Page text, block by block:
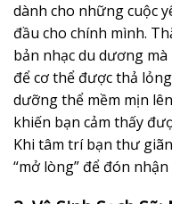
dành cho những cuộc
đầu cho chính mình.
bản nhạc du dương
để cơ thể được thả
dưỡng thể mềm mịn
khiến bạn cảm thấy
Khi tâm trí bạn thư
“mở lòng” để đón